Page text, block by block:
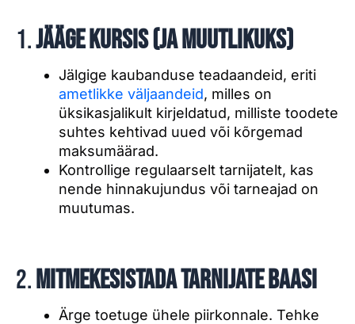
1.Jääge kursis (ja muutlikuks)
Jälgige kaubanduse teadaandeid, eriti
ametlikke väljaandeid, milles on
üksikasjalikult kirjeldatud, milliste toodete
suhtes kehtivad uued või kõrgemad
maksumäärad.
Kontrollige regulaarselt tarnijatelt, kas
nende hinnakujundus või tarneajad on
muutumas.
2.Mitmekesistada tarnijate baasi
Ärge toetuge ühele piirkonnale. Tehke